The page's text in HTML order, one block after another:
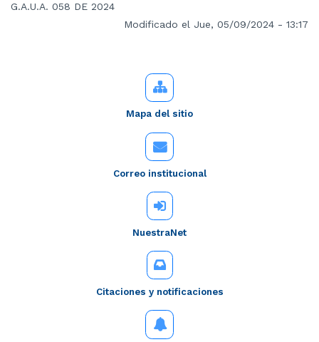
G.A.U.A. 058 DE 2024
Modificado el Jue, 05/09/2024 - 13:17
Mapa del sitio
Correo institucional
NuestraNet
Citaciones y notificaciones